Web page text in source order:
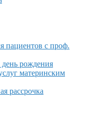
пациентов с проф.
рождения
материнским
рассрочка